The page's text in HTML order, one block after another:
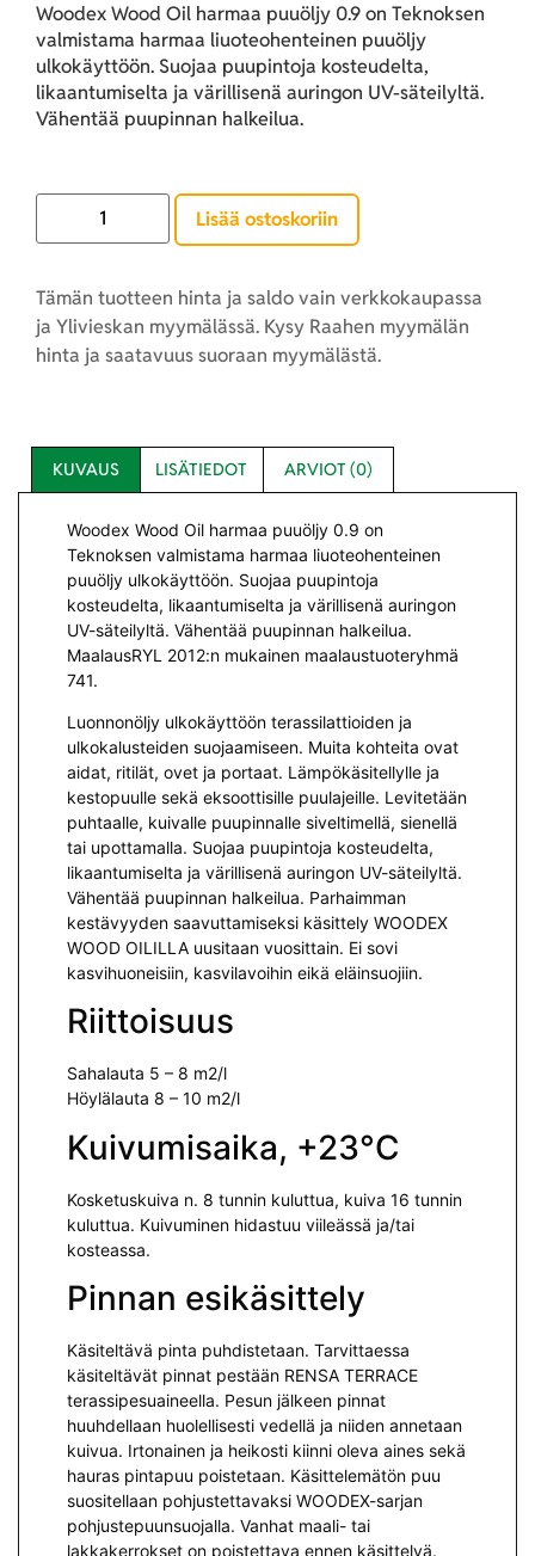
Woodex Wood Oil harmaa puuöljy 0.9 on Teknoksen
valmistama harmaa liuoteohenteinen puuöljy
ulkokäyttöön. Suojaa puupintoja kosteudelta,
likaantumiselta ja värillisenä auringon UV-säteilyltä.
Vähentää puupinnan halkeilua.
Lisää ostoskoriin
Tämän tuotteen hinta ja saldo vain verkkokaupassa
ja Ylivieskan myymälässä. Kysy Raahen myymälän
hinta ja saatavuus suoraan myymälästä.
KUVAUS LISÄTIEDOT ARVIOT (0)
Woodex Wood Oil harmaa puuöljy 0.9 on
Teknoksen valmistama harmaa liuoteohenteinen
puuöljy ulkokäyttöön. Suojaa puupintoja
kosteudelta, likaantumiselta ja värillisenä auringon
UV-säteilyltä. Vähentää puupinnan halkeilua.
MaalausRYL 2012:n mukainen maalaustuoteryhmä
741.
Luonnonöljy ulkokäyttöön terassilattioiden ja
ulkokalusteiden suojaamiseen. Muita kohteita ovat
aidat, ritilät, ovet ja portaat. Lämpökäsitellylle ja
kestopuulle sekä eksoottisille puulajeille. Levitetään
puhtaalle, kuivalle puupinnalle siveltimellä, sienellä
tai upottamalla. Suojaa puupintoja kosteudelta,
likaantumiselta ja värillisenä auringon UV-säteilyltä.
Vähentää puupinnan halkeilua. Parhaimman
kestävyyden saavuttamiseksi käsittely WOODEX
WOOD OILILLA uusitaan vuosittain. Ei sovi
kasvihuoneisiin, kasvilavoihin eikä eläinsuojiin.
Riittoisuus
Sahalauta 5 – 8 m2/l
Höylälauta 8 – 10 m2/l
Kuivumisaika, +23°C
Kosketuskuiva n. 8 tunnin kuluttua, kuiva 16 tunnin
kuluttua. Kuivuminen hidastuu viileässä ja/tai
kosteassa.
Pinnan esikäsittely
Käsiteltävä pinta puhdistetaan. Tarvittaessa
käsiteltävät pinnat pestään RENSA TERRACE
terassipesuaineella. Pesun jälkeen pinnat
huuhdellaan huolellisesti vedellä ja niiden annetaan
kuivua. Irtonainen ja heikosti kiinni oleva aines sekä
hauras pintapuu poistetaan. Käsittelemätön puu
suositellaan pohjustettavaksi WOODEX-sarjan
pohjustepuunsuojalla. Vanhat maali- tai
lakkakerrokset on poistettava ennen käsittelyä.